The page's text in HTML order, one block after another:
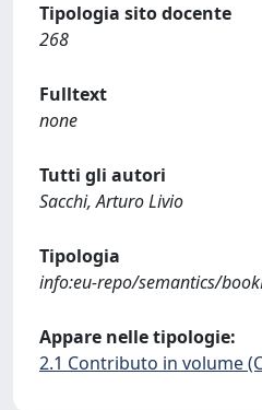
Tipologia sito docente
268
Fulltext
none
Tutti gli autori
Sacchi, Arturo Livio
Tipologia
info:eu-repo/semantics/
Appare nelle tipologie:
2.1 Contributo in volume